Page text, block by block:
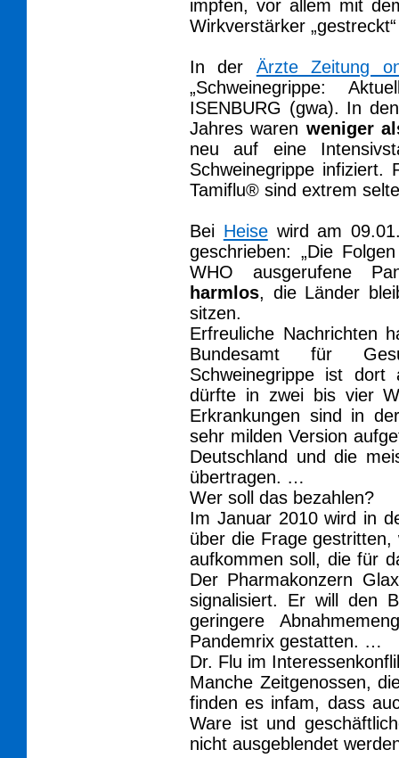
impfen, vor allem mit
Wirkverstärker
In der Ärzte Zeitung
„Schweinegrippe:
ISENBURG (gwa). In
Jahres waren weniger
neu auf eine
Schweinegrippe infiziert.
Tamiflu® sind extrem
Bei Heisewird am
geschrieben: „Die
WHO ausgerufene
harmlos, die Länder
sitzen.
Erfreuliche Nachrichten
Bundesamt für
Schweinegrippe ist dort
dürfte in zwei bis vier
Erkrankungen sind in
sehr milden Version
Deutschland und die
übertragen. …
Wer soll das bezahlen?
Im Januar 2010 wird in
über die Frage
aufkommen soll, die für
Der Pharmakonzern
signalisiert. Er will den
geringere
Pandemrix gestatten. …
Dr. Flu im
Manche Zeitgenossen,
finden es infam, dass
Ware ist und
nicht ausgeblendet